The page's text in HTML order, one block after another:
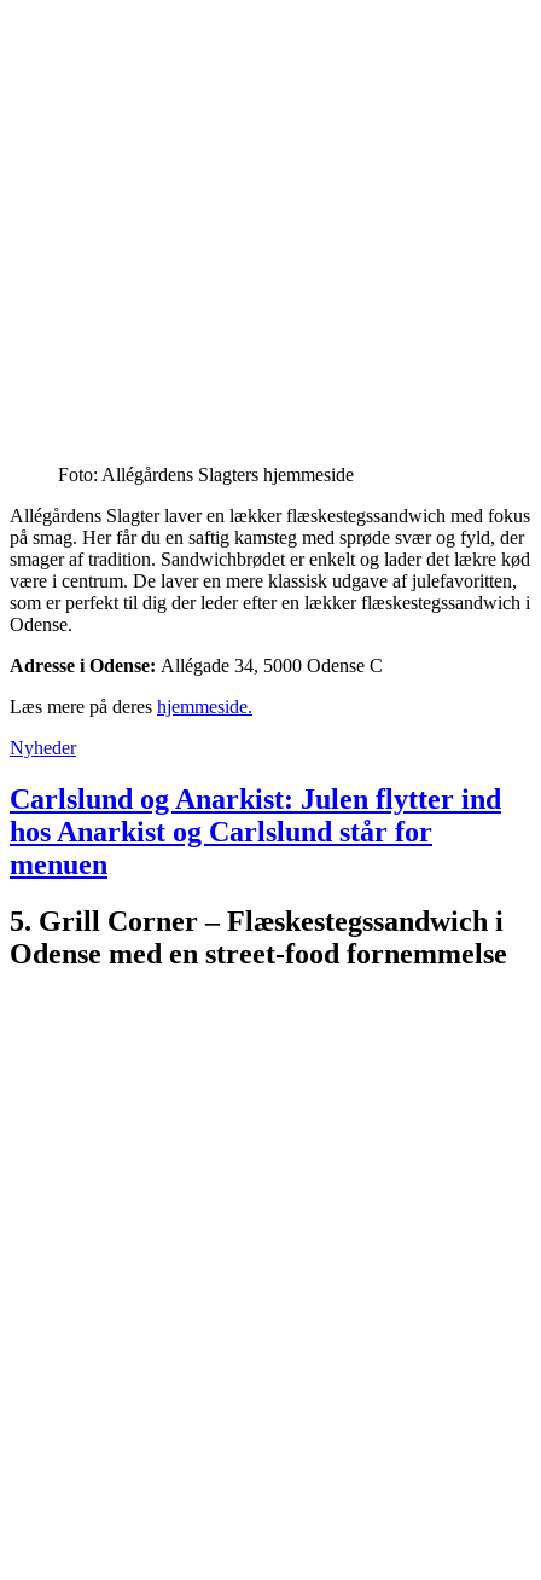
Foto: Allégårdens Slagters hjemmeside
Allégårdens Slagter laver en lækker flæskestegssandwich med fokus
på smag. Her får du en saftig kamsteg med sprøde svær og fyld, der
smager af tradition. Sandwichbrødet er enkelt og lader det lækre kød
være i centrum. De laver en mere klassisk udgave af julefavoritten,
som er perfekt til dig der leder efter en lækker flæskestegssandwich i
Odense.
Adresse i Odense: Allégade 34, 5000 Odense C
Læs mere på deres hjemmeside.
Nyheder
Carlslund og Anarkist: Julen flytter ind
hos Anarkist og Carlslund står for
menuen
5. Grill Corner – Flæskestegssandwich i
Odense med en street-food fornemmelse